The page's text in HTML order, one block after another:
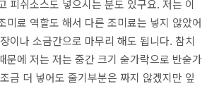
피쉬소스도 넣으시는 분도 있구요. 저는 이
미료 역할도 해서 다른 조미료는 넣지 않았어
이나 소금간으로 마무리 해도 됩니다. 참치
문에 저는 저는 중간 크기 숟가락으로 반숟가
금 더 넣어도 줄기부분은 짜지 않겠지만 잎